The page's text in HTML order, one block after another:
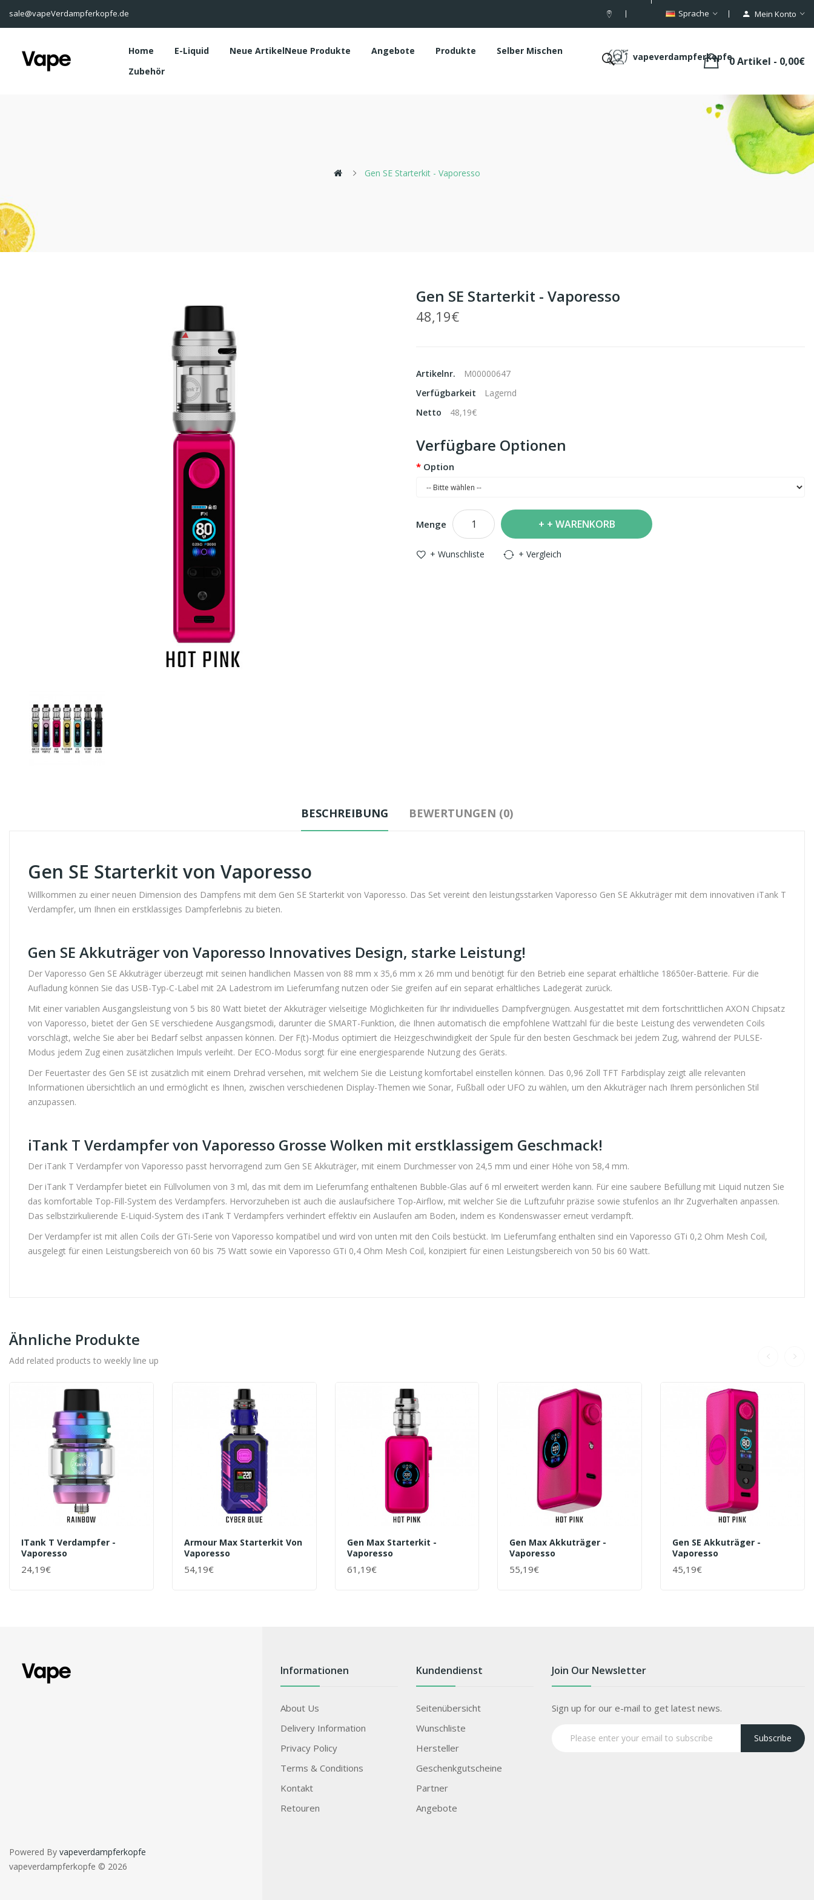
sale@vapeVerdampferkopfe.de Sprache Mein Konto
Home E-Liquid Neue ArtikelNeue Produkte Angebote Produkte
Selber Mischen
Zubehör
vapeverdampferkopfe0 Artikel - 0,00€
Gen SE Starterkit - Vaporesso
Gen SE Starterkit - Vaporesso
48,19€
Artikelnr.
M00000647
Verfügbarkeit
Lagernd
Netto
48,19€
Verfügbare Optionen
Option
Menge + WARENKORB
+ Wunschliste + Vergleich
BESCHREIBUNG BEWERTUNGEN (0)
Gen SE Starterkit von Vaporesso
Willkommen zu einer neuen Dimension des Dampfens mit dem Gen SE Starterkit von Vaporesso. Das Set vereint den leistungsstarken Vaporesso Gen SE Akkuträger mit dem innovativen iTank T
Verdampfer, um Ihnen ein erstklassiges Dampferlebnis zu bieten.
Gen SE Akkuträger von Vaporesso Innovatives Design, starke Leistung!
Der Vaporesso Gen SE Akkuträger überzeugt mit seinen handlichen Massen von 88 mm x 35,6 mm x 26 mm und benötigt für den Betrieb eine separat erhältliche 18650er-Batterie. Für die
Aufladung können Sie das USB-Typ-C-Label mit 2A Ladestrom im Lieferumfang nutzen oder Sie greifen auf ein separat erhältliches Ladegerät zurück.
Mit einer variablen Ausgangsleistung von 5 bis 80 Watt bietet der Akkuträger vielseitige Möglichkeiten für Ihr individuelles Dampfvergnügen. Ausgestattet mit dem fortschrittlichen AXON Chipsatz
von Vaporesso, bietet der Gen SE verschiedene Ausgangsmodi, darunter die SMART-Funktion, die Ihnen automatisch die empfohlene Wattzahl für die beste Leistung des verwendeten Coils
vorschlägt, welche Sie aber bei Bedarf selbst anpassen können. Der F(t)-Modus optimiert die Heizgeschwindigkeit der Spule für den besten Geschmack bei jedem Zug, während der PULSE-
Modus jedem Zug einen zusätzlichen Impuls verleiht. Der ECO-Modus sorgt für eine energiesparende Nutzung des Geräts.
Der Feuertaster des Gen SE ist zusätzlich mit einem Drehrad versehen, mit welchem Sie die Leistung komfortabel einstellen können. Das 0,96 Zoll TFT Farbdisplay zeigt alle relevanten
Informationen übersichtlich an und ermöglicht es Ihnen, zwischen verschiedenen Display-Themen wie Sonar, Fußball oder UFO zu wählen, um den Akkuträger nach Ihrem persönlichen Stil
anzupassen.
iTank T Verdampfer von Vaporesso Grosse Wolken mit erstklassigem Geschmack!
Der iTank T Verdampfer von Vaporesso passt hervorragend zum Gen SE Akkuträger, mit einem Durchmesser von 24,5 mm und einer Höhe von 58,4 mm.
Der iTank T Verdampfer bietet ein Füllvolumen von 3 ml, das mit dem im Lieferumfang enthaltenen Bubble-Glas auf 6 ml erweitert werden kann. Für eine saubere Befüllung mit Liquid nutzen Sie
das komfortable Top-Fill-System des Verdampfers. Hervorzuheben ist auch die auslaufsichere Top-Airflow, mit welcher Sie die Luftzufuhr präzise sowie stufenlos an Ihr Zugverhalten anpassen.
Das selbstzirkulierende E-Liquid-System des iTank T Verdampfers verhindert effektiv ein Auslaufen am Boden, indem es Kondenswasser erneut verdampft.
Der Verdampfer ist mit allen Coils der GTi-Serie von Vaporesso kompatibel und wird von unten mit den Coils bestückt. Im Lieferumfang enthalten sind ein Vaporesso GTi 0,2 Ohm Mesh Coil,
ausgelegt für einen Leistungsbereich von 60 bis 75 Watt sowie ein Vaporesso GTi 0,4 Ohm Mesh Coil, konzipiert für einen Leistungsbereich von 50 bis 60 Watt.
Ähnliche Produkte
Add related products to weekly line up
ITank T Verdampfer -
Vaporesso
24,19€
+ WARENKORB
Armour Max Starterkit Von
Vaporesso
54,19€
+ WARENKORB
Gen Max Starterkit -
Vaporesso
61,19€
+ WARENKORB
Gen Max Akkuträger -
Vaporesso
55,19€
+ WARENKORB
Gen SE Akkuträger -
Vaporesso
45,19€
+ WARENKORB
Informationen
About Us
Delivery Information
Privacy Policy
Terms & Conditions
Kontakt
Retouren
Kundendienst
Seitenübersicht
Wunschliste
Hersteller
Geschenkgutscheine
Partner
Angebote
Join Our Newsletter
Sign up for our e-mail to get latest news.
Subscribe
Powered By vapeverdampferkopfe
vapeverdampferkopfe © 2026